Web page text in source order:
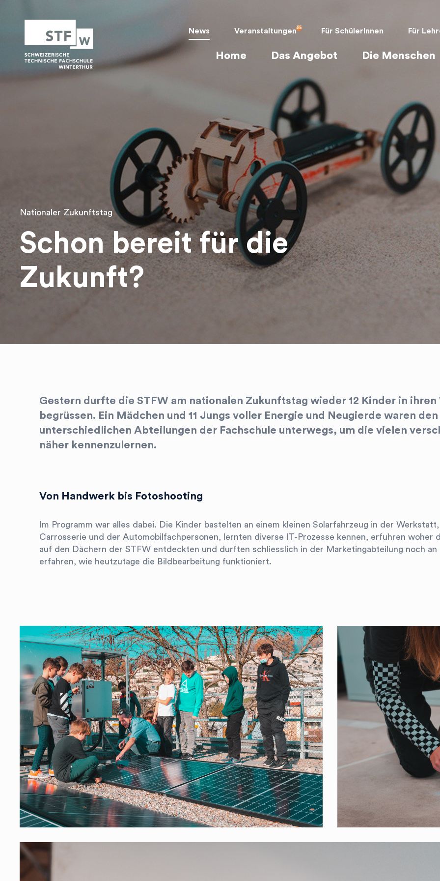
Home Das Angebot Die Menschen
Für SchülerInnen Für
News Veranstaltungen
Nationaler Zukunftstag
Schon bereit für die
Zukunft?
Gestern durfte die STFW am nationalen Zukunftstag wieder 12 Kinder in
begrüssen. Ein Mädchen und 11 Jungs voller Energie und Neugierde waren
unterschiedlichen Abteilungen der Fachschule unterwegs, um die vielen
näher kennenzulernen.
Von Handwerk bis Fotoshooting
Im Programm war alles dabei. Die Kinder bastelten an einem kleinen Solarfahrzeug in der
Carrosserie und der Automobilfachpersonen, lernten diverse IT-Prozesse kennen, erfuhren woher
auf den Dächern der STFW entdeckten und durften schliesslich in der Marketingabteilung noch
erfahren, wie heutzutage die Bildbearbeitung funktioniert.
Mi